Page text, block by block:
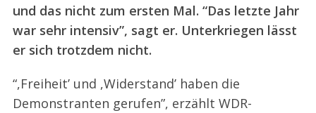
und das nicht zum ersten Mal. “Das letzte Jahr
war sehr intensiv”, sagt er. Unterkriegen lässt
er sich trotzdem nicht.
“,Freiheit’ und ,Widerstand’ haben die
Demonstranten gerufen”, erzählt WDR-